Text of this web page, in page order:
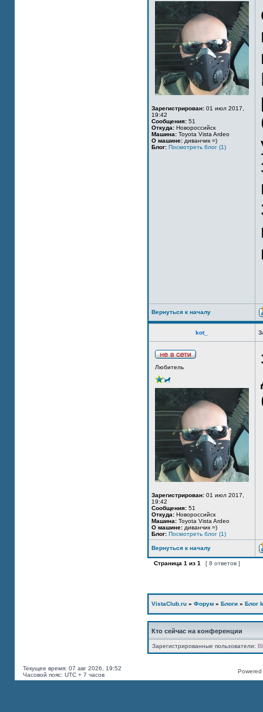
Зарегистрирован: 01 июл 2017,
19:42
Сообщения: 51
Откуда: Новороссийск
Машина: Toyota Vista Ardeo
О машине: диванчик =)
Блог: Посмотреть блог (1)
Вернуться к началу
kot_
Любитель
Зарегистрирован: 01 июл 2017,
19:42
Сообщения: 51
Откуда: Новороссийск
Машина: Toyota Vista Ardeo
О машине: диванчик =)
Блог: Посмотреть блог (1)
Вернуться к началу
Страница 1 из 1 [ 8 ответов ]
VistaClub.ru » Форум » Блоги » Блог
Кто сейчас на конференции
Зарегистрированные пользователи:
Текущее время: 07 авг 2026, 19:52
Часовой пояс: UTC + 7 часов